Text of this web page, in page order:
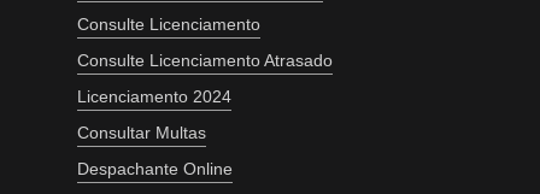
Consulte Licenciamento
Consulte Licenciamento Atrasado
Licenciamento 2024
Consultar Multas
Despachante Online